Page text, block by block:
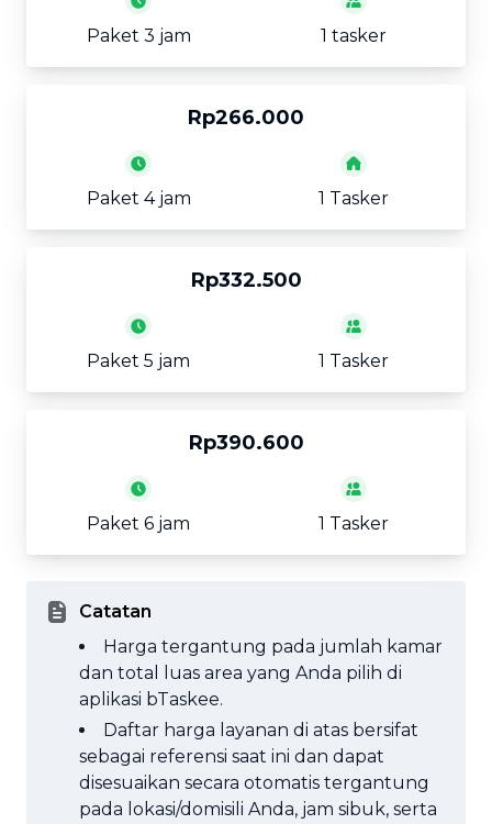
Paket 3 jam 1 tasker
Rp266.000
Paket 4 jam 1 Tasker
Rp332.500
Paket 5 jam 1 Tasker
Rp390.600
Paket 6 jam 1 Tasker
Catatan
Harga tergantung pada jumlah kamar
dan total luas area yang Anda pilih di
aplikasi bTaskee.
Daftar harga layanan di atas bersifat
sebagai referensi saat ini dan dapat
disesuaikan secara otomatis tergantung
pada lokasi/domisili Anda, jam sibuk, serta